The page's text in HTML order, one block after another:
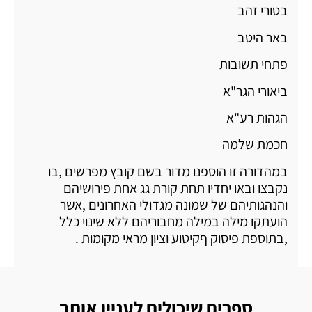
בטורי זהב
באר היטב
פתחי תשובות
ביאורי הגר"א
הגהות רע"א
חכמת שלמה
במהדורה זו הוספנו מדור בשם קובץ מפרשים ,בו
נקבצו ובאו יחדיו תחת קורת גג אחת פירושיהם
והנהגותיהם של שמונה מגדולי האחרונים ,אשר
הועתקו מילה במילה מחבוריהם ללא שינוי כלל
,בתוספת פיסוק ףקיטוע וציון מראי מקומות .